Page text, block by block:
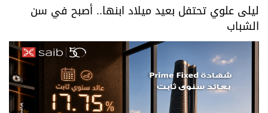
ليلى علوي تحتفل بعيد ميلاد ابنها.. أصبح في سن
الشباب